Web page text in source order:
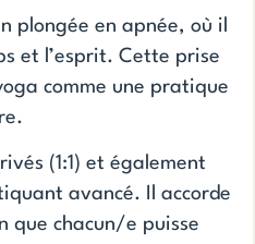
plongée en apnée, où il
et l’esprit. Cette prise
comme une pratique
(1:1) et également
avancé. Il accorde
que chacun/e puisse